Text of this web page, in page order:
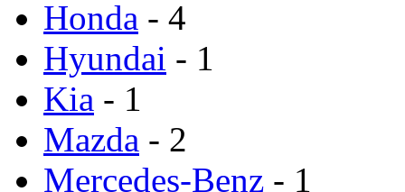
Honda - 4
Hyundai - 1
Kia - 1
Mazda - 2
Mercedes-Benz - 1